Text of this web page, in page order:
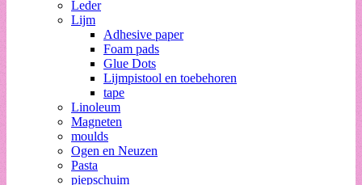
Leder
Lijm
Adhesive paper
Foam pads
Glue Dots
Lijmpistool en toebehoren
tape
Linoleum
Magneten
moulds
Ogen en Neuzen
Pasta
piepschuim